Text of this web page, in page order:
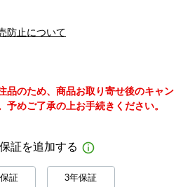
防止について
品のため、商品お取り寄せ後のキャン
予めご了承の上お手続きください。